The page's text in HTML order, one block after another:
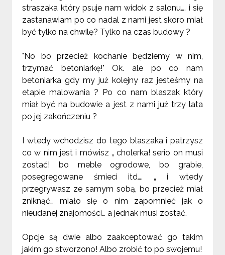
straszaka który psuje nam widok z salonu…. i się
zastanawiam po co nadal z nami jest skoro miał
być tylko na chwilę? Tylko na czas budowy ?
"No bo przecież kochanie będziemy w nim,
trzymać betoniarkę!" Ok. ale po co nam
betoniarka gdy my już kolejny raz jesteśmy na
etapie malowania ? Po co nam blaszak który
miał być na budowie a jest z nami już trzy lata
po jej zakończeniu ?
I wtedy wchodzisz do tego blaszaka i patrzysz
co w nim jest i mówisz „ cholerka! serio on musi
zostać! bo meble ogrodowe, bo grabie,
posegregowane śmieci itd…. „ i wtedy
przegrywasz ze samym sobą, bo przecież miał
zniknąć… miało się o nim zapomnieć jak o
nieudanej znajomości… a jednak musi zostać.
Opcje są dwie albo zaakceptować go takim
jakim go stworzono! Albo zrobić to po swojemu!